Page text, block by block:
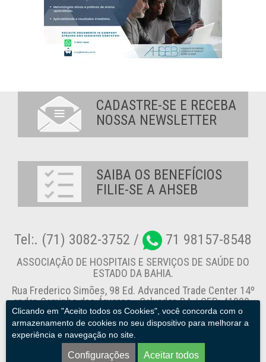
Clicando em "Aceito todos os Cookies", você concorda com o
armazenamento de cookies no seu dispositivo para melhorar a
experiência e navegação no site.
Configurações Aceitar todos
CADASTRE-SE E RECEBA
NOSSA NEWSLETTER
SAIBA OS BENEFÍCIOS
FILIE-SE A AHSEB
Tel:. (71) 3082-3752 / 71 98157-8548
ASSOCIAÇÃO DE HOSPITAIS E SERVIÇOS DE SAÚDE DO
ESTADO DA BAHIA.
Rua Frederico Simões, 98 Ed. Advanced Trade Center 14º
andar, Caminho das Árvores - Salvador-BA / CEP: 41820-
774
Canal de Denúncia